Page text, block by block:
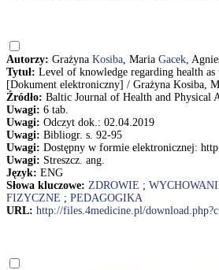
Autorzy: Grażyna Kosiba, Maria Gacek,
Tytuł: Level of knowledge regarding health as
[Dokument elektroniczny] / Grażyna Kosiba,
Źródło: Baltic Journal of Health and
Uwagi: 6 tab.
Uwagi: Odczyt dok.: 02.04.2019
Uwagi: Bibliogr. s. 92-95
Uwagi: Dostępny w formie elektronicznej:
Uwagi: Streszcz. ang.
Język: ENG
Słowa kluczowe: ZDROWIE ;
FIZYCZNE ; PEDAGOGIKA
URL: http://files.4medicine.pl/